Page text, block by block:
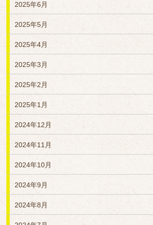
2025年6月
2025年5月
2025年4月
2025年3月
2025年2月
2025年1月
2024年12月
2024年11月
2024年10月
2024年9月
2024年8月